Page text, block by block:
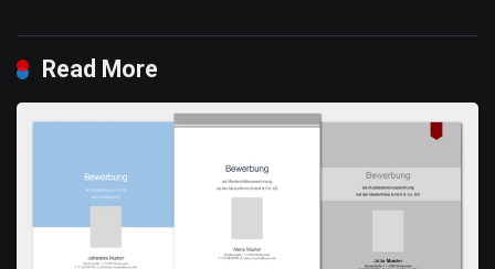
Read More